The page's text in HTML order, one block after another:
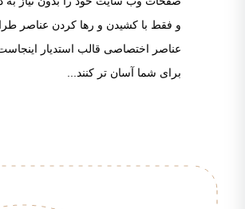
و فقط با کشیدن و رها کردن عناصر
عناصر اختصاصی قالب استدیار اینجاست
برای شما آسان تر کنند...